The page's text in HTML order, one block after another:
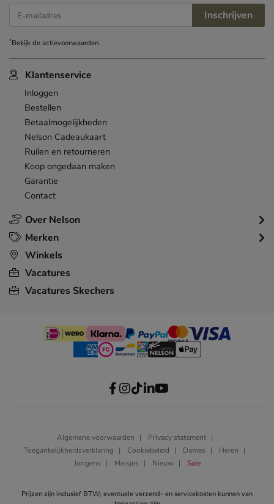
Over Nelson
Klantenservice
Inloggen
Bestellen
Betaalmogelijkheden
Nelson Cadeaukaart
Ruilen en retourneren
Koop ongedaan maken
Garantie
Contact
Merken
Winkels
Vacatures
Vacatures Skechers
E-mailadres Inschrijven
*Bekijk deactievoorwaarden.
Algemene voorwaarden
Privacy statement
Toegankelijkheidsverklaring
Cookiebeleid Dames
Heren
Jongens
Meisjes Nieuw Sale
Prijzen zijn inclusief BTW; eventuele verzend- en servicekosten kunnen van